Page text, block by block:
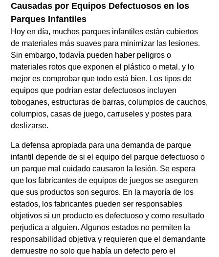
Causadas por Equipos Defectuosos en los
Parques Infantiles
Hoy en día, muchos parques infantiles están cubiertos
de materiales más suaves para minimizar las lesiones.
Sin embargo, todavía pueden haber peligros o
materiales rotos que exponen el plástico o metal, y lo
mejor es comprobar que todo está bien. Los tipos de
equipos que podrían estar defectuosos incluyen
toboganes, estructuras de barras, columpios de cauchos,
columpios, casas de juego, carruseles y postes para
deslizarse.
La defensa apropiada para una demanda de parque
infantil depende de si el equipo del parque defectuoso o
un parque mal cuidado causaron la lesión. Se espera
que los fabricantes de equipos de juegos se aseguren
que sus productos son seguros. En la mayoría de los
estados, los fabricantes pueden ser responsables
objetivos si un producto es defectuoso y como resultado
perjudica a alguien. Algunos estados no permiten la
responsabilidad objetiva y requieren que el demandante
demuestre no solo que había un defecto pero el